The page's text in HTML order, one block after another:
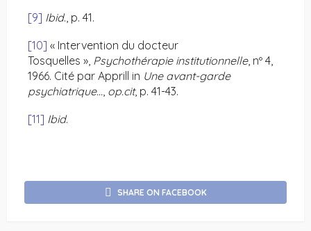
[9] Ibid., p. 41.
[10] « Intervention du docteur
Tosquelles », Psychothérapie institutionnelle, nº 4,
1966. Cité par Apprill in Une avant-garde
psychiatrique…, op.cit, p. 41-43.
[11] Ibid.
SHARE ON FACEBOOK